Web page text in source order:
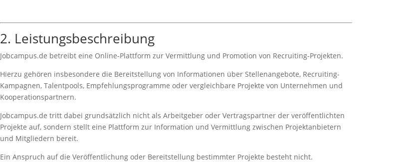
2. Leistungsbeschreibung
Jobcampus.de betreibt eine Online-Plattform zur Vermittlung und Promotion von Recruiting-Projekten.
Hierzu gehören insbesondere die Bereitstellung von Informationen über Stellenangebote, Recruiting-
Kampagnen, Talentpools, Empfehlungsprogramme oder vergleichbare Projekte von Unternehmen und
Kooperationspartnern.
Jobcampus.de tritt dabei grundsätzlich nicht als Arbeitgeber oder Vertragspartner der veröffentlichten
Projekte auf, sondern stellt eine Plattform zur Information und Vermittlung zwischen Projektanbietern
und Mitgliedern bereit.
Ein Anspruch auf die Veröffentlichung oder Bereitstellung bestimmter Projekte besteht nicht.